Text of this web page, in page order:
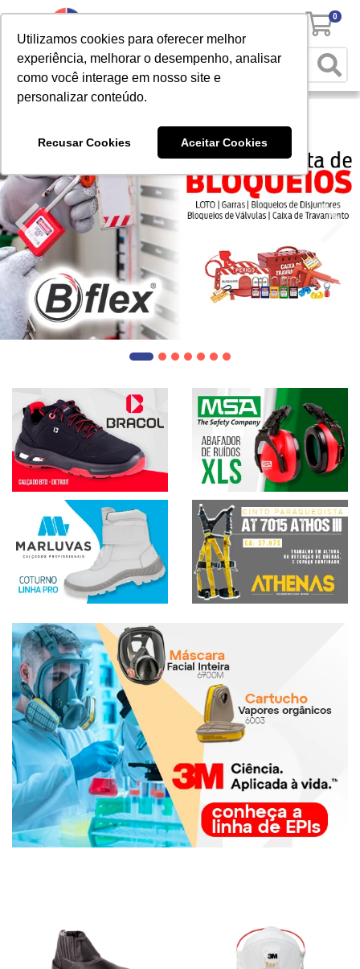
Utilizamos cookies para oferecer melhor
experiência, melhorar o desempenho, analisar
como você interage em nosso site e
personalizar conteúdo.
Recusar Cookies Aceitar Cookies
0